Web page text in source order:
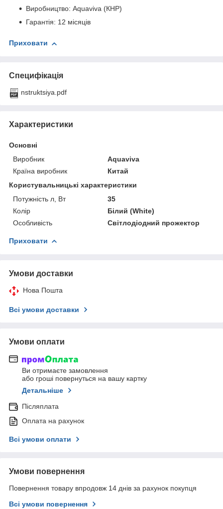
Виробництво: Aquaviva (КНР)
Гарантія: 12 місяців
Приховати
Специфікація
nstruktsiya.pdf
Характеристики
Основні
Виробник
Aquaviva
Країна виробник
Китай
Користувальницькі характеристики
Потужність л, Вт
35
Колір
Білий (White)
Особливість
Світлодіодний прожектор
Приховати
Умови доставки
Нова Пошта
Всі умови доставки
Умови оплати
Ви отримаєте замовлення
або гроші повернуться на вашу картку
Детальніше
Післяплата
Оплата на рахунок
Всі умови оплати
Умови повернення
Повернення товару впродовж 14 днів за рахунок покупця
Всі умови повернення